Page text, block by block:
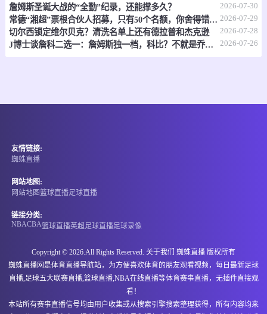
情报
哥伦乙 08-07 05:00 即将开始
-
情报
08-07 06:00
詹姆斯圣诞大战的“全勤”纪录，还能撑多久？ 2026-07-30
常德“湘超”票根合伙人招募，只有50个名额，你舍得错过吗？ 2026-07-29
切尔西锁定维尔贝克？清洗名单上还有德拉普和杰克逊 2026-07-28
J博士谈詹科二选一：詹姆斯独一档，科比？不就是乔丹复刻版嘛 2026-07-26
友情链接:
蜘蛛直播
网站地图:
网站地图篮球直播足球直播
链接分类:
NBACBA篮球直播英超 足球直播足球录像
Copyright © 2026.All Rights Reserved. 关于我们 蜘蛛直播 版权所有
蜘蛛直播网是体育直播导航站，为方便喜欢体育的朋友观看视频，每日最新足球
直播,足球五大联赛直播,篮球直播,NBA在线直播等体育赛事直播，无插件直接观
看！
本站所有赛事直播信号均由用户收集或从搜索引擎搜索整理获得，所有内容均来